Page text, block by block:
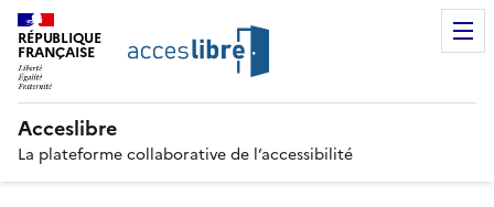
RÉPUBLIQUE
FRANÇAISE
Acceslibre
La plateforme collaborative de l’accessibilité